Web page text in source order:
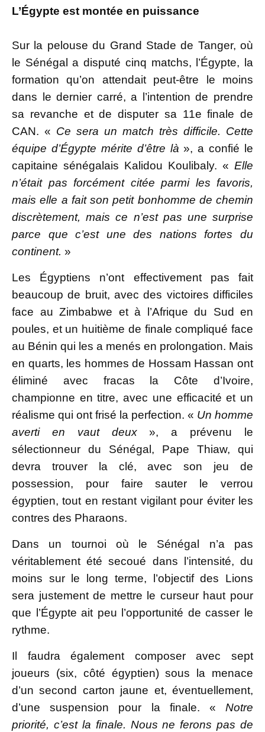
L’Égypte est montée en puissance
Sur la pelouse du Grand Stade de Tanger, où
le Sénégal a disputé cinq matchs, l’Égypte, la
formation qu’on attendait peut-être le moins
dans le dernier carré, a l’intention de prendre
sa revanche et de disputer sa 11e finale de
CAN. « Ce sera un match très difficile. Cette
équipe d’Égypte mérite d’être là », a confié le
capitaine sénégalais Kalidou Koulibaly. « Elle
n’était pas forcément citée parmi les favoris,
mais elle a fait son petit bonhomme de chemin
discrètement, mais ce n’est pas une surprise
parce que c’est une des nations fortes du
continent. »
Les Égyptiens n’ont effectivement pas fait
beaucoup de bruit, avec des victoires difficiles
face au Zimbabwe et à l’Afrique du Sud en
poules, et un huitième de finale compliqué face
au Bénin qui les a menés en prolongation. Mais
en quarts, les hommes de Hossam Hassan ont
éliminé avec fracas la Côte d’Ivoire,
championne en titre, avec une efficacité et un
réalisme qui ont frisé la perfection. « Un homme
averti en vaut deux», a prévenu le
sélectionneur du Sénégal, Pape Thiaw, qui
devra trouver la clé, avec son jeu de
possession, pour faire sauter le verrou
égyptien, tout en restant vigilant pour éviter les
contres des Pharaons.
Dans un tournoi où le Sénégal n’a pas
véritablement été secoué dans l’intensité, du
moins sur le long terme, l’objectif des Lions
sera justement de mettre le curseur haut pour
que l’Égypte ait peu l’opportunité de casser le
rythme.
Il faudra également composer avec sept
joueurs (six, côté égyptien) sous la menace
d’un second carton jaune et, éventuellement,
d’une suspension pour la finale. « Notre
priorité, c’est la finale. Nous ne ferons pas de